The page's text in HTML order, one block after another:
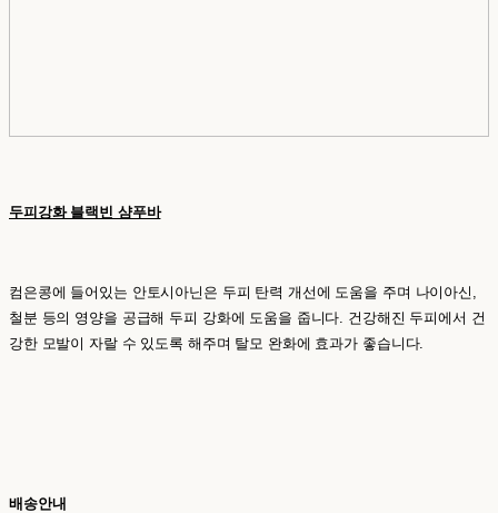
두피강화 블랙빈 샴푸바
컴은콩에 들어있는 안토시아닌은 두피 탄력 개선에 도움을 주며 나이아신,
철분 등의 영양을 공급해 두피 강화에 도움을 줍니다. 건강해진 두피에서 건
강한 모발이 자랄 수 있도록 해주며 탈모 완화에 효과가 좋습니다.
배송안내